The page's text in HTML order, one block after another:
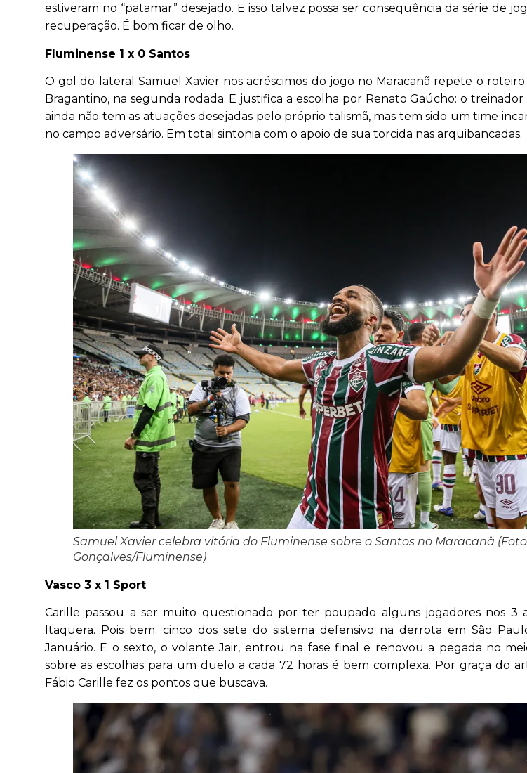
estiveram no “patamar” desejado. E isso talvez possa ser consequência da série de
recuperação. É bom ficar de olho.
Fluminense 1 x 0 Santos
O gol do lateral Samuel Xavier nos acréscimos do jogo no Maracanã repete o
Bragantino, na segunda rodada. E justifica a escolha por Renato Gaúcho: o
ainda não tem as atuações desejadas pelo próprio talismã, mas tem sido um time
no campo adversário. Em total sintonia com o apoio de sua torcida nas arquibancadas.
Samuel Xavier celebra vitória do Fluminense sobre o Santos no Maracanã
Gonçalves/Fluminense)
Vasco 3 x 1 Sport
Carille passou a ser muito questionado por ter poupado alguns jogadores nos 3
Itaquera. Pois bem: cinco dos sete do sistema defensivo na derrota em São
Januário. E o sexto, o volante Jair, entrou na fase final e renovou a pegada no
sobre as escolhas para um duelo a cada 72 horas é bem complexa. Por graça do
Fábio Carille fez os pontos que buscava.